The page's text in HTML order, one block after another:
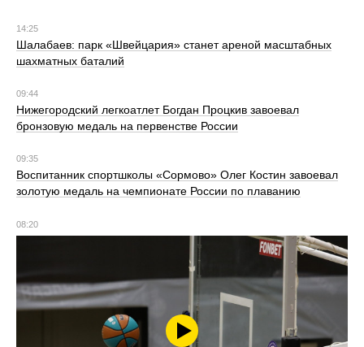
14:25
Шалабаев: парк «Швейцария» станет ареной масштабных
шахматных баталий
09:44
Нижегородский легкоатлет Богдан Процкив завоевал
бронзовую медаль на первенстве России
09:35
Воспитанник спортшколы «Сормово» Олег Костин завоевал
золотую медаль на чемпионате России по плаванию
08:20